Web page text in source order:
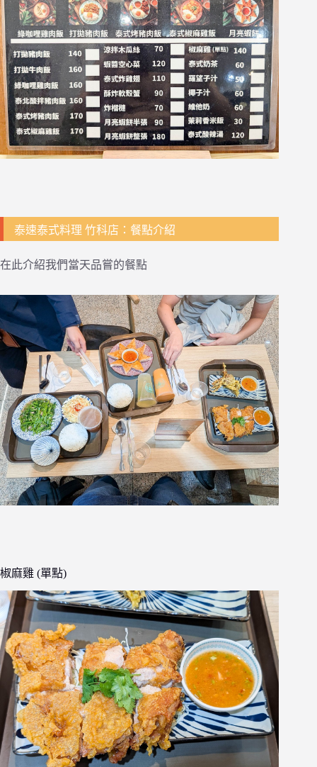
泰速泰式料理 竹科店：餐點介紹
在此介紹我們當天品嘗的餐點
椒麻雞 (單點)